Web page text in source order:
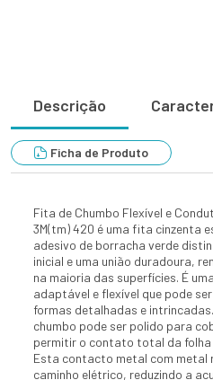
Descrição
Ficha de Produto
Fita de Chumbo Flexível e
3M(tm) 420 é uma fita cinzenta
adesivo de borracha verde
inicial e uma união duradoura,
na maioria das superfícies. É
adaptável e flexível que pode
formas detalhadas e
chumbo pode ser polido para
permitir o contato total da folha
Esta contacto metal com metal
caminho elétrico, reduzindo a